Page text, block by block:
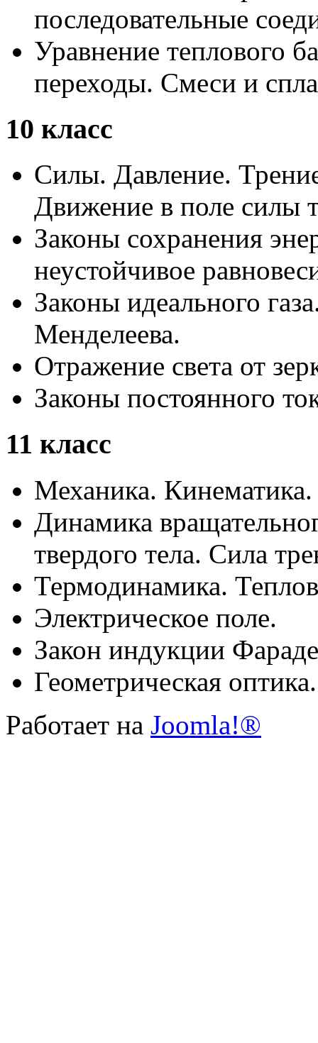
последовательные
Уравнение теплового
переходы. Смеси и
10 класс
Силы. Давление.
Движение в поле силы
Законы сохранения
неустойчивое
Законы идеального
Менделеева.
Отражение света от
Законы постоянного
11 класс
Механика. Кинематика.
Динамика
твердого тела. Сила
Термодинамика.
Электрическое поле.
Закон индукции
Геометрическая оптика.
Работает на Joomla!®